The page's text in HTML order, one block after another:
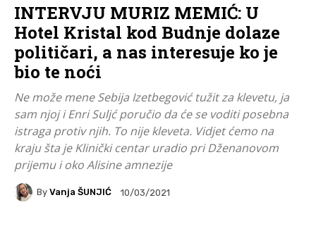
INTERVJU MURIZ MEMIĆ: U
Hotel Kristal kod Budnje dolaze
političari, a nas interesuje ko je
bio te noći
Ne može mene Sebija Izetbegović tužit za klevetu, ja
sam njoj i Enri Suljć poručio da će se voditi posebna
istraga protiv njih. To nije kleveta. Vidjet ćemo na
kraju šta je Klinički centar uradio pri Dženanovom
prijemu i oko Alisine amnezije
By Vanja ŠUNJIĆ 10/03/2021